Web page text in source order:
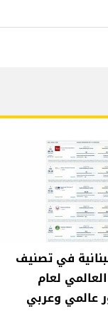
في تصنيف
UNIRANKS العالمي لعام